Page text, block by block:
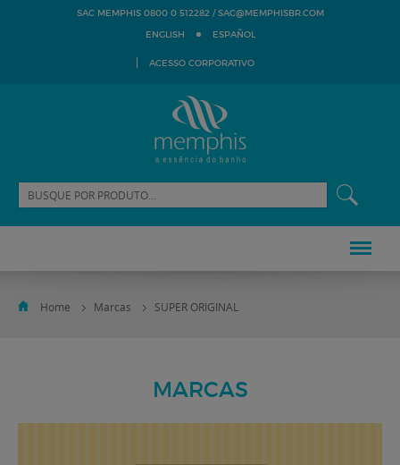
SAC MEMPHIS 0800 0 512282 /SAC@MEMPHISBR.COM
ENGLISH
ESPAÑOL
ACESSO CORPORATIVO
Home Marcas SUPER ORIGINAL
MARCAS